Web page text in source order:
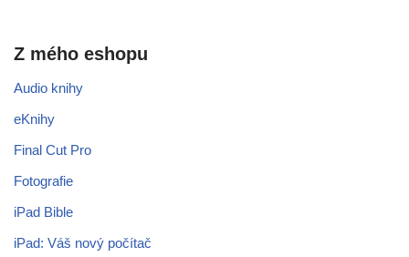
Z mého eshopu
Audio knihy
eKnihy
Final Cut Pro
Fotografie
iPad Bible
iPad: Váš nový počítač